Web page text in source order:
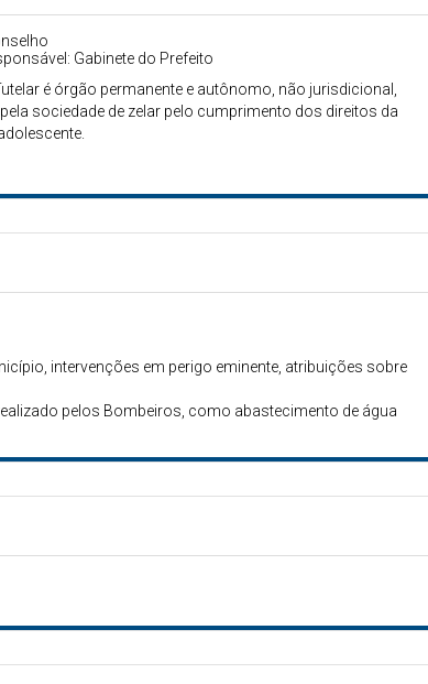
Gabinete do Prefeito
é órgão permanente e autônomo, não jurisdicional,
sociedade de zelar pelo cumprimento dos direitos da
intervenções em perigo eminente, atribuições sobre
pelos Bombeiros, como abastecimento de água